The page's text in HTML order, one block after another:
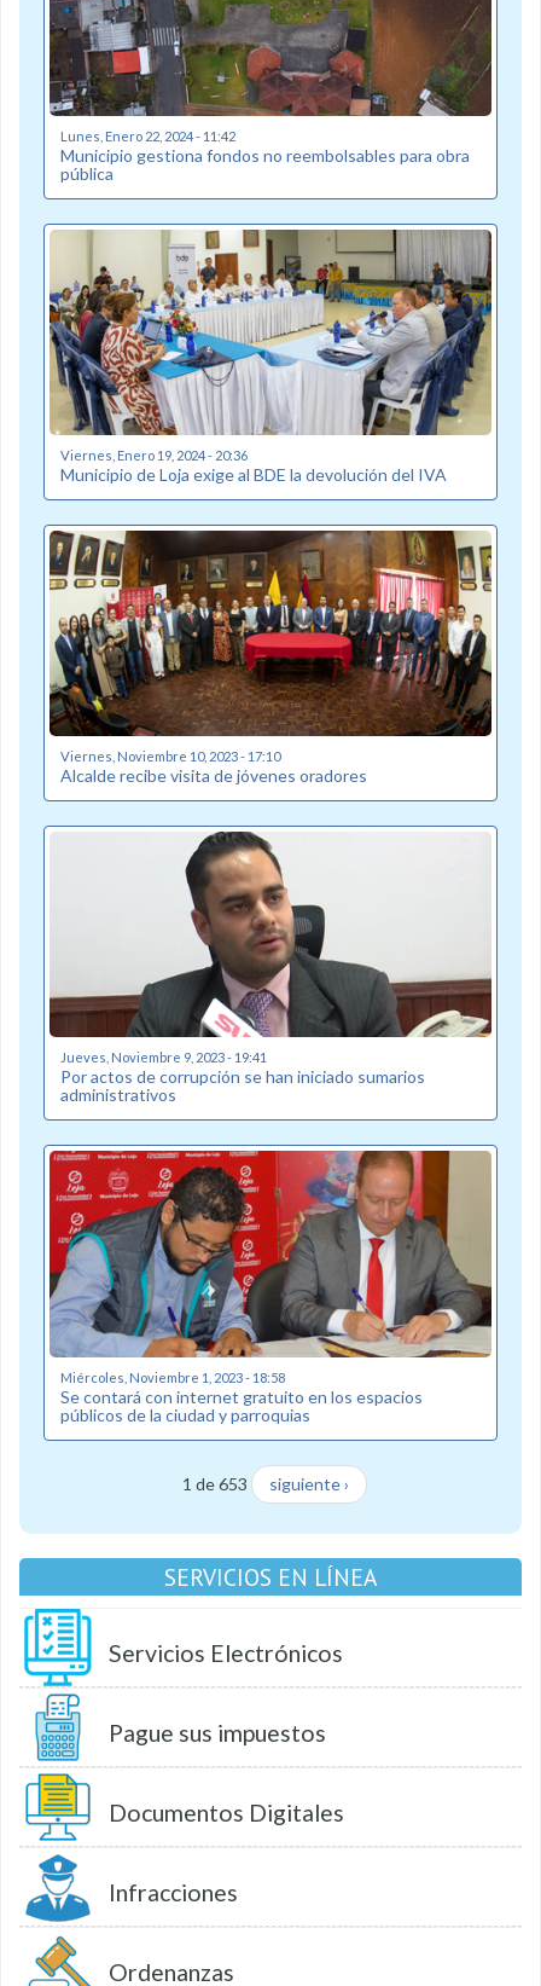
Lunes, Enero 22, 2024 - 11:42
Municipio gestiona fondos no reembolsables para obra
pública
Viernes, Enero 19, 2024 - 20:36
Municipio de Loja exige al BDE la devolución del IVA
Viernes, Noviembre 10, 2023 - 17:10
Alcalde recibe visita de jóvenes oradores
Jueves, Noviembre 9, 2023 - 19:41
Por actos de corrupción se han iniciado sumarios
administrativos
Miércoles, Noviembre 1, 2023 - 18:58
Se contará con internet gratuito en los espacios
públicos de la ciudad y parroquias
1 de 653 siguiente ›
SERVICIOS EN LÍNEA
Servicios Electrónicos
Pague sus impuestos
Documentos Digitales
Infracciones
Ordenanzas